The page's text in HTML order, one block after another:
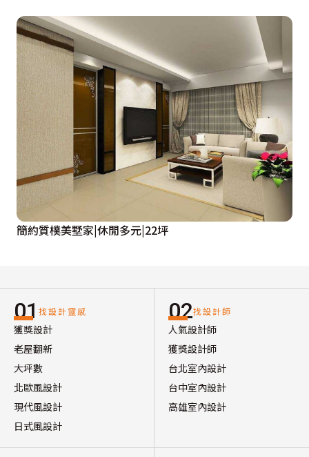
簡約質樸美墅家|休閒多元|22坪
01 找設計靈感
獲獎設計
老屋翻新
大坪數
北歐風設計
現代風設計
日式風設計
02找設計師
人氣設計師
獲獎設計師
台北室內設計
台中室內設計
高雄室內設計